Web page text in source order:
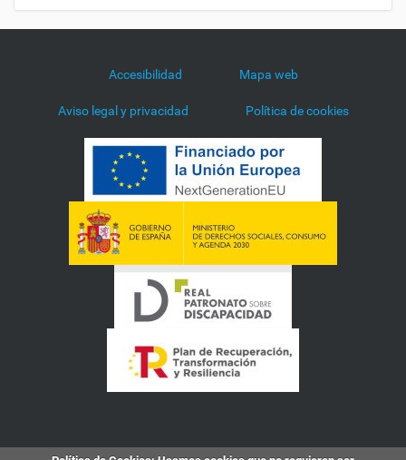
Accesibilidad Mapa web
Aviso legal y privacidad Política de cookies